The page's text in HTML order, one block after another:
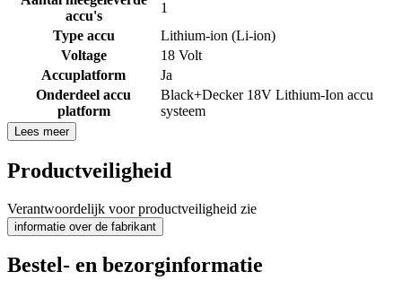
accu's
1
Type accu
Lithium-ion (Li-ion)
Voltage
18 Volt
Accuplatform
Ja
Onderdeel accu
platform
Black+Decker 18V Lithium-Ion accu
systeem
Lees meer
Productveiligheid
Verantwoordelijk voor productveiligheid zie
informatie over de fabrikant
Bestel- en bezorginformatie